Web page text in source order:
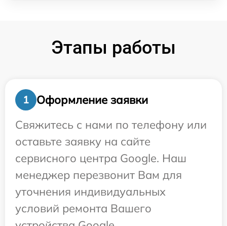
Этапы работы
1
Оформление заявки
Свяжитесь с нами по телефону или
оставьте заявку на сайте
сервисного центра Google. Наш
менеджер перезвонит Вам для
уточнения индивидуальных
условий ремонта Вашего